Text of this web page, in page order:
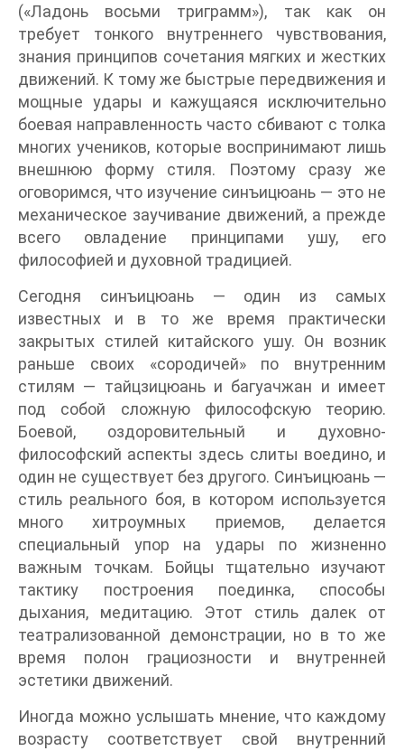
(«Ладонь восьми триграмм»), так как он
требует тонкого внутреннего чувствования,
знания принципов сочетания мягких и жестких
движений. К тому же быстрые передвижения и
мощные удары и кажущаяся исключительно
боевая направленность часто сбивают с толка
многих учеников, которые воспринимают лишь
внешнюю форму стиля. Поэтому сразу же
оговоримся, что изучение синъицюань — это не
механическое заучивание движений, а прежде
всего овладение принципами ушу, его
философией и духовной традицией.
Сегодня синъицюань — один из самых
известных и в то же время практически
закрытых стилей китайского ушу. Он возник
раньше своих «сородичей» по внутренним
стилям — тайцзицюань и багуачжан и имеет
под собой сложную философскую теорию.
Боевой, оздоровительный и духовно-
философский аспекты здесь слиты воедино, и
один не существует без другого. Синъицюань —
стиль реального боя, в котором используется
много хитроумных приемов, делается
специальный упор на удары по жизненно
важным точкам. Бойцы тщательно изучают
тактику построения поединка, способы
дыхания, медитацию. Этот стиль далек от
театрализованной демонстрации, но в то же
время полон грациозности и внутренней
эстетики движений.
Иногда можно услышать мнение, что каждому
возрасту соответствует свой внутренний